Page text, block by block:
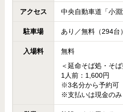
アクセス 中央自動車道「小
駐車場 あり／無料（294台）
入場料
無料
＜延命そば処・そ
1人前：1,600円
※3名分から予約可
※支払いは現金のみ